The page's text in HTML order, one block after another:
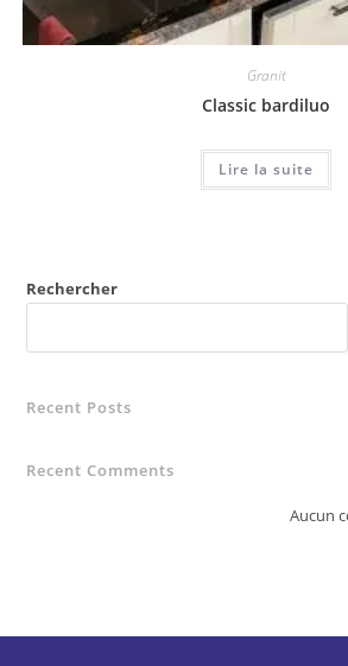
Granit
Classic bardiluo
Lire la suite
Rechercher
Recent Posts
Recent Comments
Aucun